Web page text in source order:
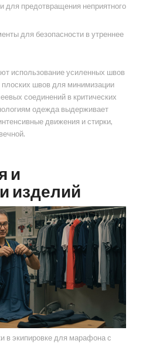
для предотвращения неприятного
для безопасности в утреннее
использование усиленных швов
швов для минимизации
соединений в критических
одежда выдерживает
движения и стирки,
и
изделий
в экипировке для марафона с